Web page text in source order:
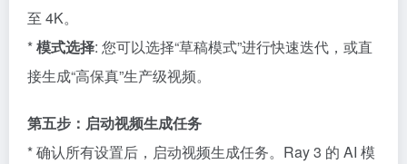
至 4K。
*模式选择: 您可以选择“草稿模式”进行快速迭代，或直
接生成“高保真”生产级视频。
第五步：启动视频生成任务
* 确认所有设置后，启动视频生成任务。Ray 3 的 AI 模